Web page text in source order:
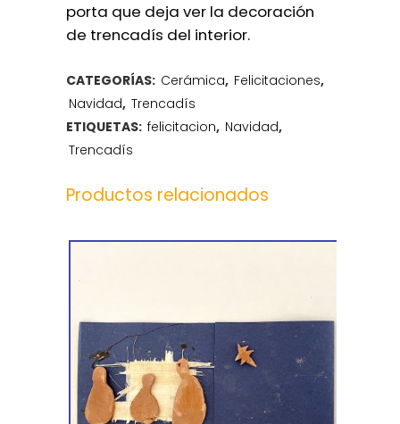
porta que deja ver la decoración
de trencadís del interior.
CATEGORÍAS: Cerámica, Felicitaciones,
Navidad, Trencadís
ETIQUETAS: felicitacion, Navidad,
Trencadís
Productos relacionados